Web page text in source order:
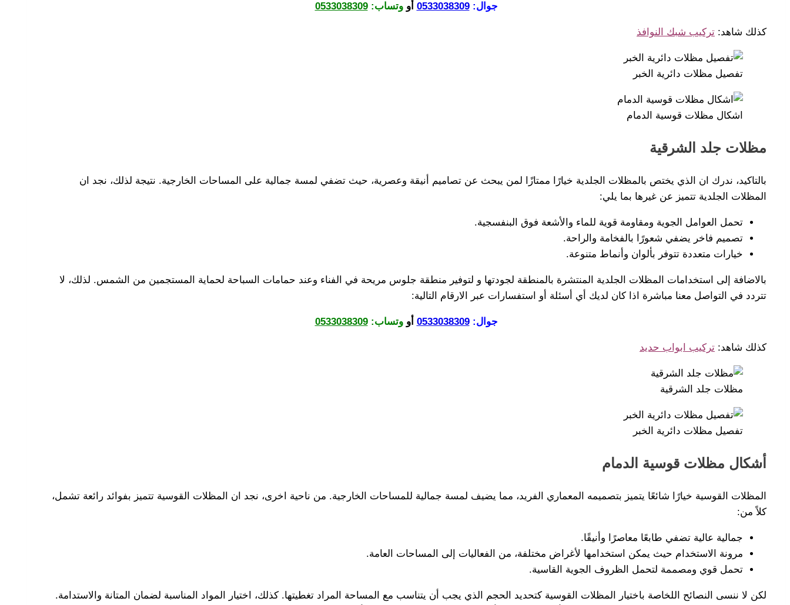
جوال:0533038309 أووتساب:0533038309
كذلك شاهد: تركيب شبك النوافذ
تفصيل مظلات دائرية الخبر
اشكال مظلات قوسية الدمام
مظلات جلد الشرقية
بالتاكيد، ندرك ان الذي يختص بالمظلات الجلدية خيارًا ممتازًا لمن يبحث عن تصاميم أنيقة وعصرية، حيث تضفي لمسة جمالية على المساحات الخارجية. نتيجة لذلك، نجد ان
المظلات الجلدية تتميز عن غيرها بما يلي:
تحمل العوامل الجوية ومقاومة قوية للماء والأشعة فوق البنفسجية.
تصميم فاخر يضفي شعورًا بالفخامة والراحة.
خيارات متعددة تتوفر بألوان وأنماط متنوعة.
بالاضافة إلى استخدامات المظلات الجلدية المنتشرة بالمنطقة لجودتها و لتوفير منطقة جلوس مريحة في الفناء وعند حمامات السباحة لحماية المستجمين من الشمس. لذلك، لا
تتردد في التواصل معنا مباشرة اذا كان لديك أي أسئلة أو استفسارات عبر الارقام التالية:
جوال:0533038309 أووتساب:0533038309
كذلك شاهد: تركيب ابواب حديد
مظلات جلد الشرقية
تفصيل مظلات دائرية الخبر
أشكال مظلات قوسية الدمام
المظلات القوسية خيارًا شائعًا يتميز بتصميمه المعماري الفريد، مما يضيف لمسة جمالية للمساحات الخارجية. من ناحية اخرى، نجد ان المظلات القوسية تتميز بفوائد رائعة تشمل،
كلاً من:
جمالية عالية تضفي طابعًا معاصرًا وأنيقًا.
مرونة الاستخدام حيث يمكن استخدامها لأغراض مختلفة، من الفعاليات إلى المساحات العامة.
تحمل قوي ومصممة لتحمل الظروف الجوية القاسية.
لكن لا ننسى النصائح اللخاصة باختيار المظلات القوسية كتحديد الحجم الذي يجب أن يتناسب مع المساحة المراد تغطيتها. كذلك، اختيار المواد المناسبة لضمان المتانة والاستدامة.